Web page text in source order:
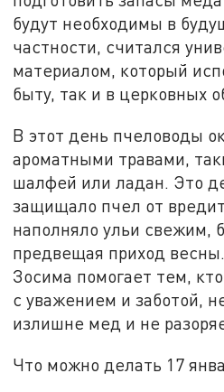
будут необходимы в
частности, считался
материалом, который
быту, так и в церковных
В этот день пчеловоды
ароматными травами,
шалфей или ладан. Это
защищало пчел от
наполняло ульи свежим,
предвещая приход
Зосима помогает тем,
с уважением и заботой,
излишне мед и не
Что можно делать 17